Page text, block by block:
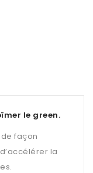
le green.
façon
la